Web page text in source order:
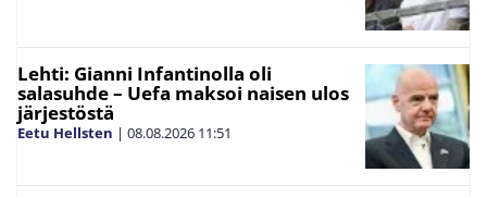
Lehti: Gianni Infantinolla oli
salasuhde – Uefa maksoi naisen ulos
järjestöstä
Eetu Hellsten | 08.08.2026 11:51